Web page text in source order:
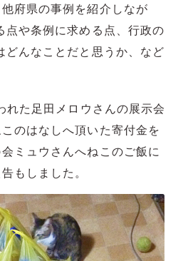
府県の事例を紹介しなが
点や条例に求める点、行政の
どんなことだと思うか、など
れた足田メロウさんの展示会
のはなしへ頂いた寄付金を
ミュウさんへねこのご飯に
もしました。